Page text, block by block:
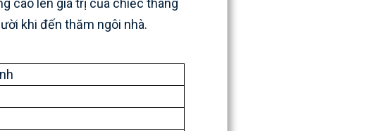
cao lên giá trị của chiếc thang
khi đến thăm ngôi nhà.